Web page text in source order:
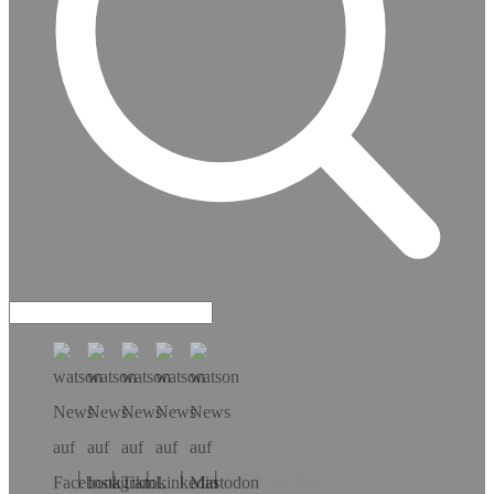
Hol dir die App!